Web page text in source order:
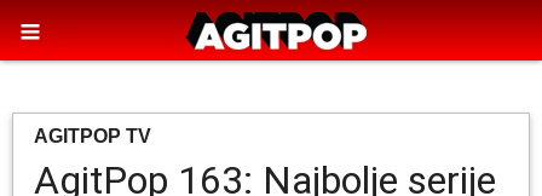
AGITPOP TV
AgitPop 163: Najbolje serije